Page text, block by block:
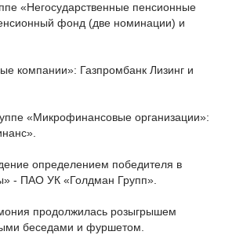
«Негосударственные пенсионные
фонд (две номинации) и
компании»: Газпромбанк Лизинг и
«Микрофинансовые организации»:
определением победителя в
- ПАО УК «Голдман Групп».
продолжилась розыгрышем
беседами и фуршетом.